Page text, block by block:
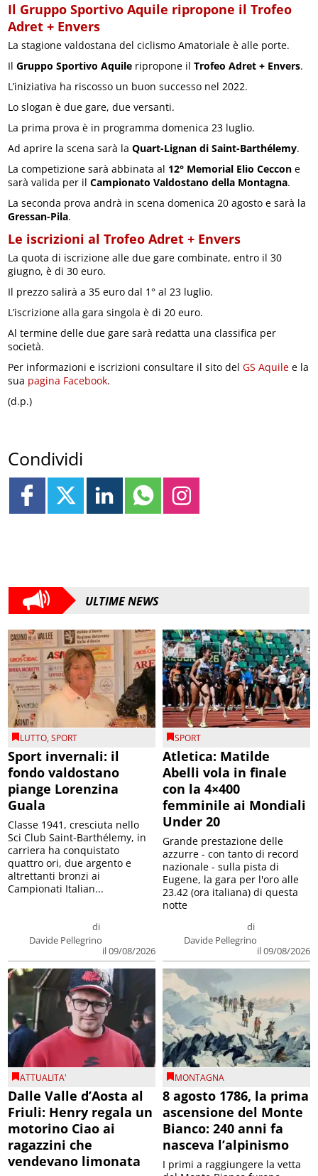
Il Gruppo Sportivo Aquile ripropone il Trofeo
Adret + Envers
La stagione valdostana del ciclismo Amatoriale è alle porte.
IlGruppo Sportivo Aquile ripropone ilTrofeo Adret + Envers.
L’iniziativa ha riscosso un buon successo nel 2022.
Lo slogan è due gare, due versanti.
La prima prova è in programma domenica 23 luglio.
Ad aprire la scena sarà laQuart-Lignan di Saint-Barthélemy.
La competizione sarà abbinata al 12° Memorial Elio Ceccon e
sarà valida per ilCampionato Valdostano della Montagna.
La seconda prova andrà in scena domenica 20 agosto e sarà la
Gressan-Pila.
Le iscrizioni al Trofeo Adret + Envers
La quota di iscrizione alle due gare combinate, entro il 30
giugno, è di 30 euro.
Il prezzo salirà a 35 euro dal 1° al 23 luglio.
L’iscrizione alla gara singola è di 20 euro.
Al termine delle due gare sarà redatta una classifica per
società.
Per informazioni e iscrizioni consultare il sito delGS Aquile e la
sua pagina Facebook.
(d.p.)
Condividi
ULTIME NEWS
LUTTO,SPORT
Sport invernali: il
fondo valdostano
piange Lorenzina
Guala
di
Davide Pellegrino
il 09/08/2026
Classe 1941, cresciuta nello
Sci Club Saint-Barthélemy, in
carriera ha conquistato
quattro ori, due argento e
altrettanti bronzi ai
Campionati Italian...
SPORT
Atletica: Matilde
Abelli vola in finale
con la 4×400
femminile ai Mondiali
Under 20
di
Davide Pellegrino
il 09/08/2026
Grande prestazione delle
azzurre - con tanto di record
nazionale - sulla pista di
Eugene, la gara per l'oro alle
23.42 (ora italiana) di questa
notte
ATTUALITA'
Dalle Valle d’Aosta al
Friuli: Henry regala un
motorino Ciao ai
ragazzini che
vendevano limonata
MONTAGNA
8 agosto 1786, la prima
ascensione del Monte
Bianco: 240 anni fa
nasceva l’alpinismo
I primi a raggiungere la vetta